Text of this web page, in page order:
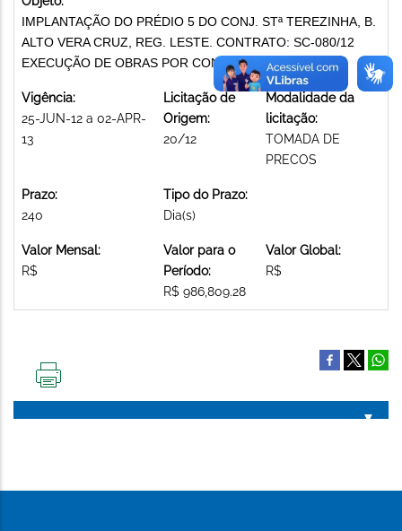
IMPLANTAÇÃO DO PRÉDIO 5 DO CONJ. STª TEREZINHA, B.
ALTO VERA CRUZ, REG. LESTE. CONTRATO: SC-080/12
EXECUÇÃO DE OBRAS POR CONTRATO
Vigência:
25-JUN-12 a 02-APR-
13
Licitação de
Origem:
20/12
Modalidade da
licitação:
TOMADA DE
PRECOS
Prazo:
240
Tipo do Prazo:
Dia(s)
Valor Mensal:
R$
Valor para o
Período:
R$ 986,809.28
Valor Global:
R$
PÁGINA